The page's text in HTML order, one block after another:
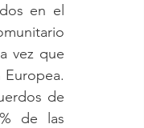
en el
vez que
de
de las